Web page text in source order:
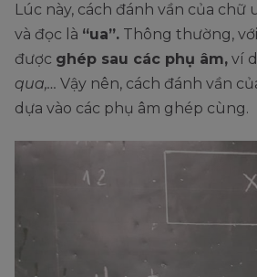
Lúc này, cách đánh vần của chữ
và đọc là “ua”. Thông thường,
được ghép sau các phụ âm, ví
qua,… Vậy nên, cách đánh vần
dựa vào các phụ âm ghép cùng.